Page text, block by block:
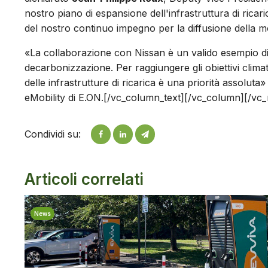
nostro piano di espansione dell'infrastruttura di
del nostro continuo impegno per la diffusione della
«La collaborazione con Nissan è un valido esempio
decarbonizzazione. Per raggiungere gli obiettivi
delle infrastrutture di ricarica è una priorità
eMobility di E.ON.[/vc_column_text][/vc_column][/
Condividi su:
Articoli correlati
News